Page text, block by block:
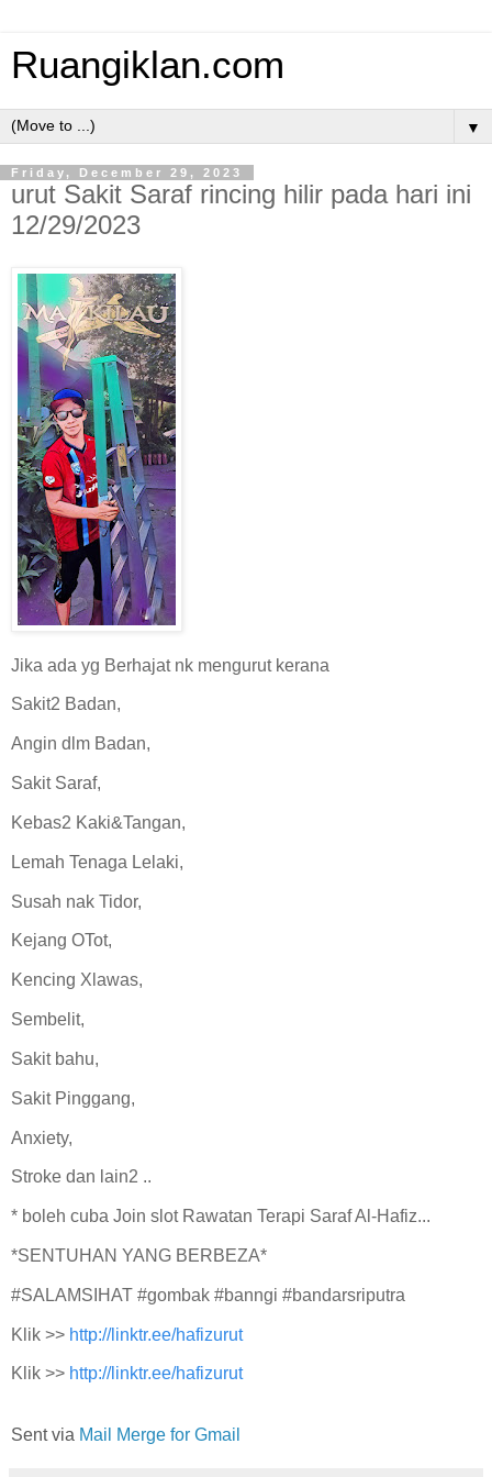
Ruangiklan.com
▼
Friday, December 29, 2023
urut Sakit Saraf rincing hilir pada hari ini
12/29/2023
Jika ada yg Berhajat nk mengurut kerana
Sakit2 Badan,
Angin dlm Badan,
Sakit Saraf,
Kebas2 Kaki&Tangan,
Lemah Tenaga Lelaki,
Susah nak Tidor,
Kejang OTot,
Kencing Xlawas,
Sembelit,
Sakit bahu,
Sakit Pinggang,
Anxiety,
Stroke dan lain2 ..
* boleh cuba Join slot Rawatan Terapi Saraf Al-Hafiz...
*SENTUHAN YANG BERBEZA*
#SALAMSIHAT #gombak #banngi #bandarsriputra
Klik >> http://linktr.ee/hafizurut
Klik >> http://linktr.ee/hafizurut
Sent via Mail Merge for Gmail